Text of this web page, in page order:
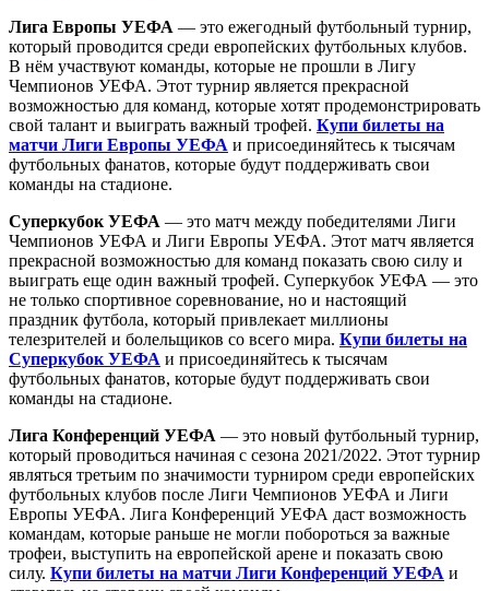
Лига Европы УЕФА — это ежегодный футбольный турнир,
который проводится среди европейских футбольных клубов.
В нём участвуют команды, которые не прошли в Лигу
Чемпионов УЕФА. Этот турнир является прекрасной
возможностью для команд, которые хотят продемонстрировать
свой талант и выиграть важный трофей. Купи билеты на
матчи Лиги Европы УЕФА и присоединяйтесь к тысячам
футбольных фанатов, которые будут поддерживать свои
команды на стадионе.
Суперкубок УЕФА — это матч между победителями Лиги
Чемпионов УЕФА и Лиги Европы УЕФА. Этот матч является
прекрасной возможностью для команд показать свою силу и
выиграть еще один важный трофей. Суперкубок УЕФА — это
не только спортивное соревнование, но и настоящий
праздник футбола, который привлекает миллионы
телезрителей и болельщиков со всего мира. Купи билеты на
Суперкубок УЕФА и присоединяйтесь к тысячам
футбольных фанатов, которые будут поддерживать свои
команды на стадионе.
Лига Конференций УЕФА — это новый футбольный турнир,
который проводиться начиная с сезона 2021/2022. Этот турнир
являться третьим по значимости турниром среди европейских
футбольных клубов после Лиги Чемпионов УЕФА и Лиги
Европы УЕФА. Лига Конференций УЕФА даст возможность
командам, которые раньше не могли побороться за важные
трофеи, выступить на европейской арене и показать свою
силу. Купи билеты на матчи Лиги Конференций УЕФА и